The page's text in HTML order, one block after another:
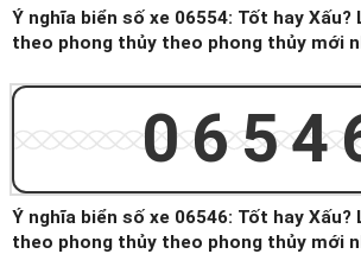
Ý nghĩa biển số xe 06554: Tốt hay
theo phong thủy theo phong thủy mới
Ý nghĩa biển số xe 06546: Tốt hay
theo phong thủy theo phong thủy mới